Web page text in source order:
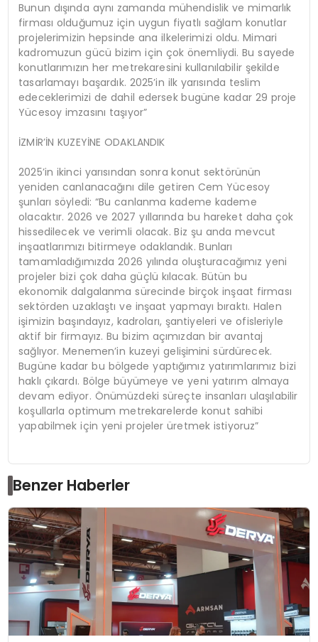
Bunun dışında aynı zamanda mühendislik ve mimarlık
firması olduğumuz için uygun fiyatlı sağlam konutlar
projelerimizin hepsinde ana ilkelerimizi oldu. Mimari
kadromuzun gücü bizim için çok önemliydi. Bu sayede
konutlarımızın her metrekaresini kullanılabilir şekilde
tasarlamayı başardık. 2025’in ilk yarısında teslim
edeceklerimizi de dahil edersek bugüne kadar 29 proje
Yücesoy imzasını taşıyor”
İZMİR’İN KUZEYİNE ODAKLANDIK
2025’in ikinci yarısından sonra konut sektörünün
yeniden canlanacağını dile getiren Cem Yücesoy
şunları söyledi: “Bu canlanma kademe kademe
olacaktır. 2026 ve 2027 yıllarında bu hareket daha çok
hissedilecek ve verimli olacak. Biz şu anda mevcut
inşaatlarımızı bitirmeye odaklandık. Bunları
tamamladığımızda 2026 yılında oluşturacağımız yeni
projeler bizi çok daha güçlü kılacak. Bütün bu
ekonomik dalgalanma sürecinde birçok inşaat firması
sektörden uzaklaştı ve inşaat yapmayı bıraktı. Halen
işimizin başındayız, kadroları, şantiyeleri ve ofisleriyle
aktif bir firmayız. Bu bizim açımızdan bir avantaj
sağlıyor. Menemen’in kuzeyi gelişimini sürdürecek.
Bugüne kadar bu bölgede yaptığımız yatırımlarımız bizi
haklı çıkardı. Bölge büyümeye ve yeni yatırım almaya
devam ediyor. Önümüzdeki süreçte insanları ulaşılabilir
koşullarla optimum metrekarelerde konut sahibi
yapabilmek için yeni projeler üretmek istiyoruz”
Benzer Haberler